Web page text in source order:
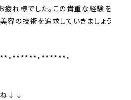
疲れ様でした。この貴重な経験を
容の技術を追求していきましょう
******・******・
ね↓↓